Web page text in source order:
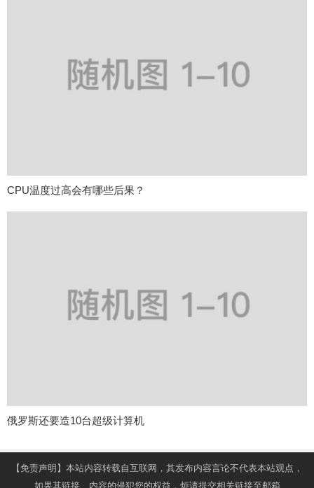
CPU温度过高会有哪些后果？
俄罗斯还要造10台超级计算机
【免责声明】本站内容转载自互联网，其发布内容言论不代表本站观点，
如果其链接、内容的侵犯您的权益，烦请提交相关链接至邮箱